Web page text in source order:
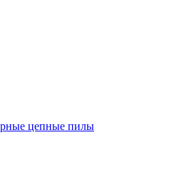
цепные пилы